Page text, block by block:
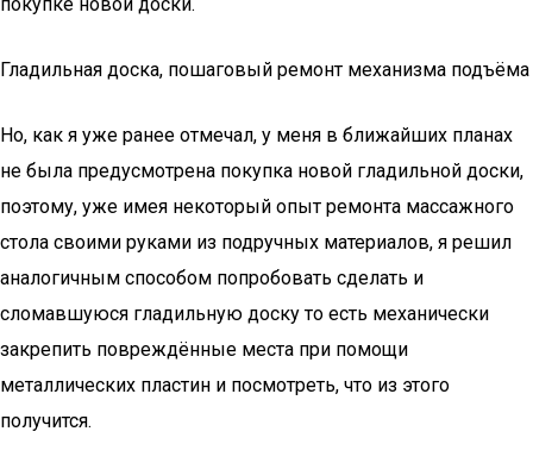
Гладильная доска, пошаговый ремонт механизма подъёма
Но, как я уже ранее отмечал, у меня в ближайших планах
не была предусмотрена покупка новой гладильной доски,
поэтому, уже имея некоторый опыт ремонта массажного
стола своими руками из подручных материалов, я решил
аналогичным способом попробовать сделать и
сломавшуюся гладильную доску то есть механически
закрепить повреждённые места при помощи
металлических пластин и посмотреть, что из этого
получится.